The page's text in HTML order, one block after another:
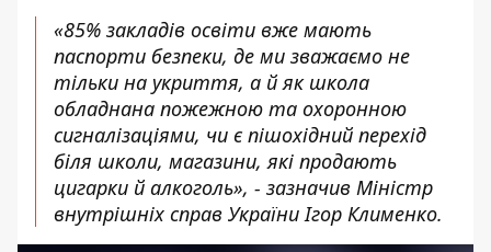
«85% закладів освіти вже мають
паспорти безпеки, де ми зважаємо не
тільки на укриття, а й як школа
обладнана пожежною та охоронною
сигналізаціями, чи є пішохідний перехід
біля школи, магазини, які продають
цигарки й алкоголь», - зазначив Міністр
внутрішніх справ України Ігор Клименко.